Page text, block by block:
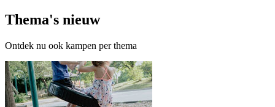
Thema's nieuw
Ontdek nu ook kampen per thema